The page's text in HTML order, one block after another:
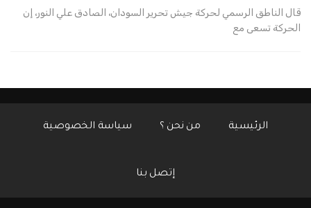
قال الناطق الرسمي لحركة جيش تحرير السودان، الصادق علي النور، إن
الحركة تسعى مع
الرئيسية من نحن ؟ سياسة الخصوصية
إتصل بنا